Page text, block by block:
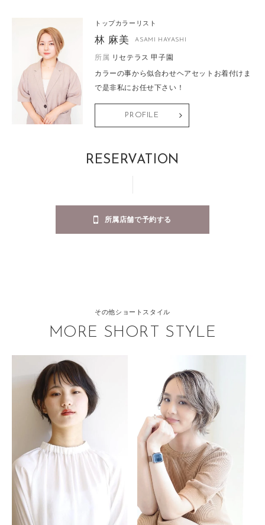
トップカラーリスト
林 麻美 ASAMI HAYASHI
所属 リセテラス 甲子園
カラーの事から似合わせヘアセットお着付けま
で是非私にお任せ下さい！
PROFILE
RESERVATION
所属店舗で予約する
その他ショートスタイル
MORE SHORT STYLE